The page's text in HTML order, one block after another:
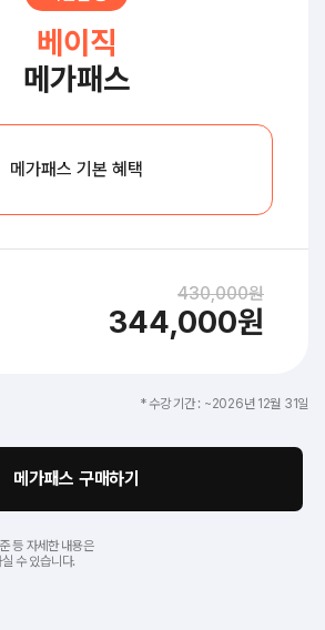
베이직
메가패스
메가패스 기본 혜택
430,000원
344,000원
* 수강 기간 : ~2026년 12월 31일
메가패스 구매하기
등 자세한 내용은
수 있습니다.